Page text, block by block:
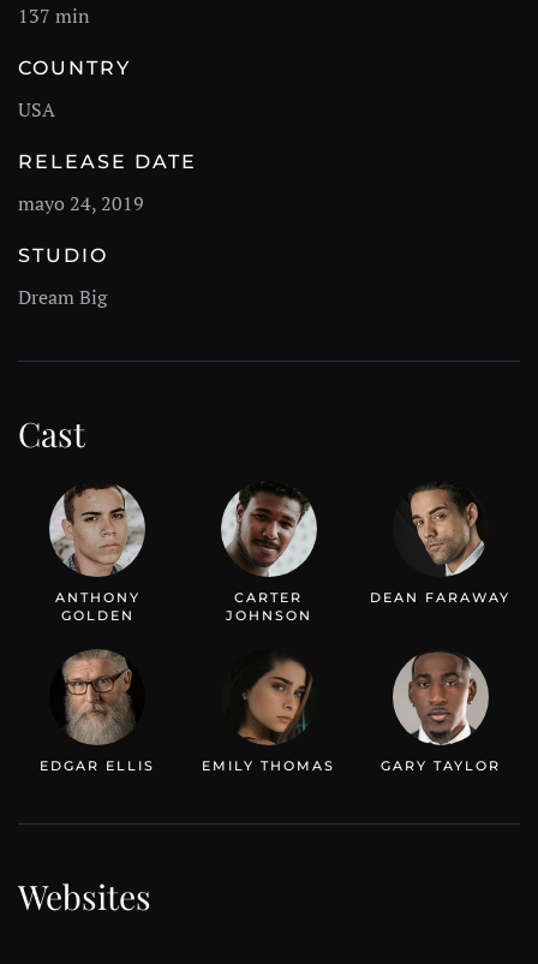
137 min
COUNTRY
USA
RELEASE DATE
mayo 24, 2019
STUDIO
Dream Big
Cast
ANTHONY
GOLDEN
CARTER
JOHNSON
DEAN FARAWAY
EDGAR ELLIS EMILY THOMAS GARY TAYLOR
Websites